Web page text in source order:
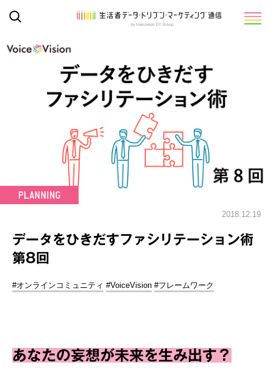
2018.12.19
データをひきだすファシリテーション術
第8回
#オンラインコミュニティ #VoiceVision #フレームワーク
あなたの妄想が未来を生み出す？